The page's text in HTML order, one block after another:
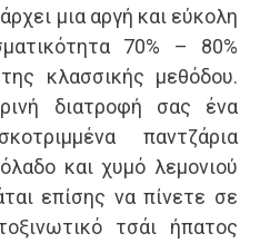
μια αργή και εύκολη
70% – 80%
κλασσικής μεθόδου.
διατροφή σας ένα
παντζάρια
και χυμό λεμονιού
επίσης να πίνετε σε
τσάι ήπατος